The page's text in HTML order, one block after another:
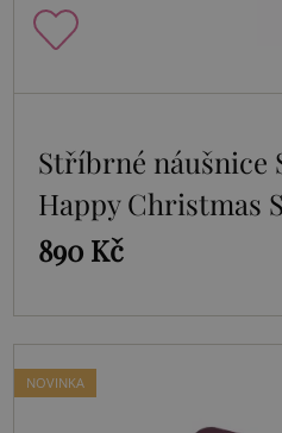
Stříbrné náušnice
Happy Christmas
890 Kč
NOVINKA